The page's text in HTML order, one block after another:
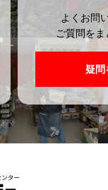
よくお問
ご質問を
疑問